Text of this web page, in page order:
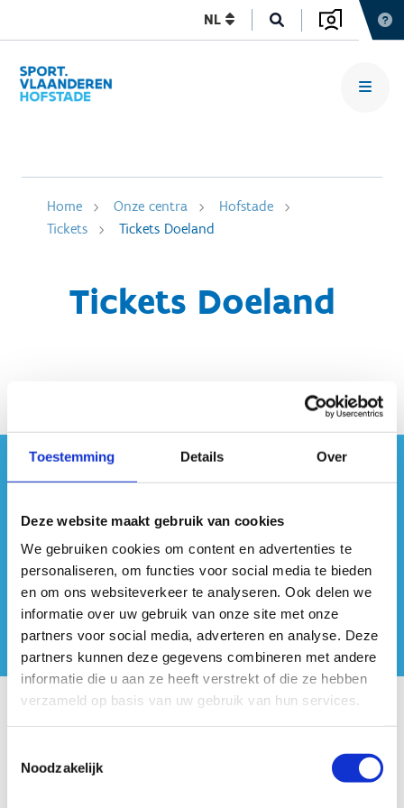
Toestemming Details Over
Deze website maakt gebruik van cookies
We gebruiken cookies om content en advertenties te
personaliseren, om functies voor social media te bieden
en om ons websiteverkeer te analyseren. Ook delen we
informatie over uw gebruik van onze site met onze
partners voor social media, adverteren en analyse. Deze
partners kunnen deze gegevens combineren met andere
informatie die u aan ze heeft verstrekt of die ze hebben
verzameld op basis van uw gebruik van hun services.
Noodzakelijk
NL
Home Onze centra
Hofstade
Tickets
Tickets Doeland
Tickets Doeland
#sportersbelevenmeer
ook op sociale media
Sport Vlaanderen Hoofdzetel